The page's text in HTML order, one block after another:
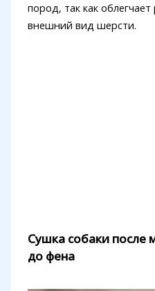
пород, так как
внешний вид шерсти.
Сушка собаки после
до фена